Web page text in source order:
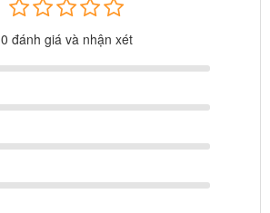
0 đánh giá và nhận xét